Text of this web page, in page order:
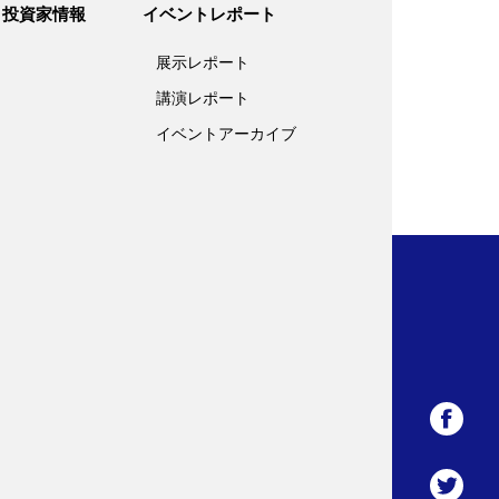
投資家情報 イベントレポート
展示レポート
講演レポート
イベントアーカイブ